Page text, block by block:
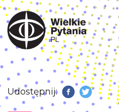
Udostępnij: Facebook
Twitter